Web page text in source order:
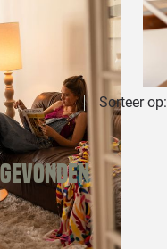
Sorteer op: